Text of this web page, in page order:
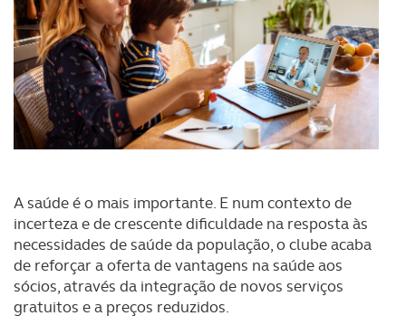
A saúde é o mais importante. E num contexto de
incerteza e de crescente dificuldade na resposta às
necessidades de saúde da população, o clube acaba
de reforçar a oferta de vantagens na saúde aos
sócios, através da integração de novos serviços
gratuitos e a preços reduzidos.